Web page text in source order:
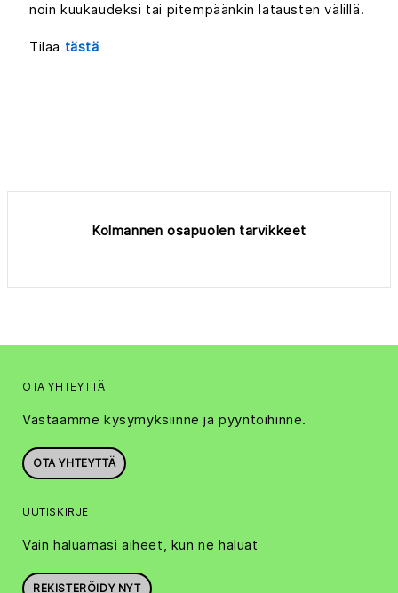
noin kuukaudeksi tai pitempäänkin latausten välillä.
Tilaa tästä
Kolmannen osapuolen tarvikkeet
OTA YHTEYTTÄ
Vastaamme kysymyksiinne ja pyyntöihinne.
OTA YHTEYTTÄ
UUTISKIRJE
Vain haluamasi aiheet, kun ne haluat
REKISTERÖIDY NYT